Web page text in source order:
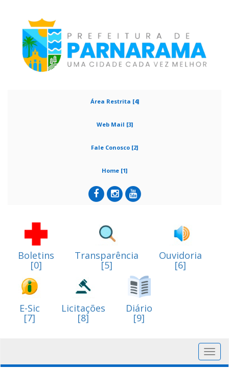
Área Restrita [4]
Web Mail [3]
Fale Conosco [2]
Home [1]
Boletins
[0]
Transparência
[5]
Ouvidoria
[6]
E-Sic
[7]
Licitações
[8]
Diário
[9]